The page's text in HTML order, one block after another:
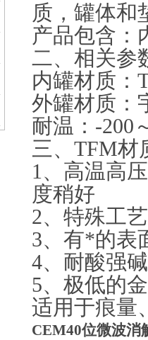
质，罐体和
产品包含：
二、相关参
内罐材质：
外罐材质：
耐温：-200
三、TFM材
1、高温高
度稍好
2、特殊工
3、有*的表
4、耐酸强
5、极低的
适用于痕量
CEM40位微波消